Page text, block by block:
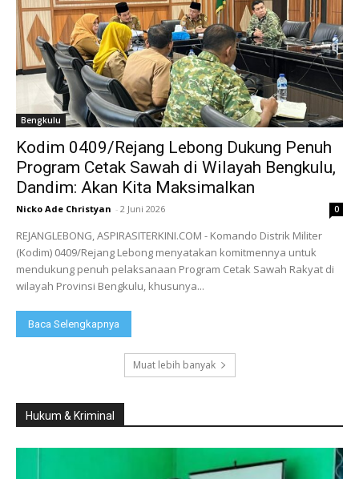
Bengkulu
Kodim 0409/Rejang Lebong Dukung Penuh
Program Cetak Sawah di Wilayah Bengkulu,
Dandim: Akan Kita Maksimalkan
Nicko Ade Christyan - 2 Juni 2026 0
REJANGLEBONG, ASPIRASITERKINI.COM - Komando Distrik Militer
(Kodim) 0409/Rejang Lebong menyatakan komitmennya untuk
mendukung penuh pelaksanaan Program Cetak Sawah Rakyat di
wilayah Provinsi Bengkulu, khusunya...
Baca Selengkapnya
Muat lebih banyak
Hukum & Kriminal